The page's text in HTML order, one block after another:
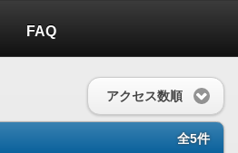
FAQ
アクセス数順
全5件